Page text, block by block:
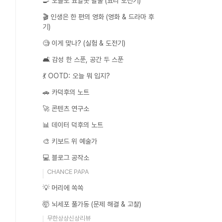
🎬 인생은 한 편의 영화 (영화 & 드라마 후
기)
🧐 이게 맞나? (실험 & 도전기)
🛋️ 감성 한 스푼, 공간 두 스푼
💃 OOTD: 오늘 뭐 입지?
🚗 카덕후의 노트
🚀 콘텐츠 연구소
📊 데이터 덕후의 노트
🎨 키보드 위 예술가
💻 블로그 공작소
CHANCE PAPA
💡 머리에 쏙쏙
🤯 뇌세포 풀가동 (문제 해결 & 고찰)
무한상상신상리뷰